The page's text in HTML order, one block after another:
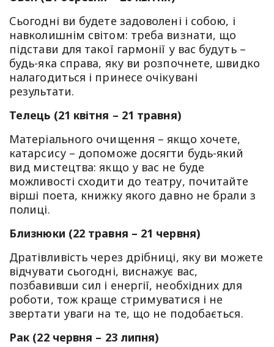
Сьогодні ви будете задоволені і собою, і
навколишнім світом: треба визнати, що
підстави для такої гармонії у вас будуть –
будь-яка справа, яку ви розпочнете, швидко
налагодиться і принесе очікувані
результати.
Телець (21 квітня – 21 травня)
Матеріального очищення – якщо хочете,
катарсису – допоможе досягти будь-який
вид мистецтва: якщо у вас не буде
можливості сходити до театру, почитайте
вірші поета, книжку якого давно не брали з
полиці.
Близнюки (22 травня – 21 червня)
Дратівливість через дрібниці, яку ви можете
відчувати сьогодні, виснажує вас,
позбавивши сил і енергії, необхідних для
роботи, тож краще стримуватися і не
звертати уваги на те, що не подобається.
Рак (22 червня – 23 липня)